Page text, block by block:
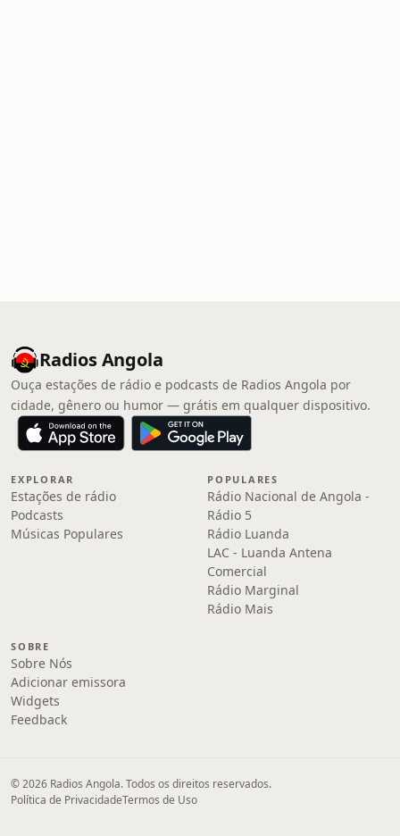
Radios Angola
Ouça estações de rádio e podcasts de Radios Angola por
cidade, gênero ou humor — grátis em qualquer dispositivo.
EXPLORAR
Estações de rádio
Podcasts
Músicas Populares
POPULARES
Rádio Nacional de Angola -
Rádio 5
Rádio Luanda
LAC - Luanda Antena
Comercial
Rádio Marginal
Rádio Mais
SOBRE
Sobre Nós
Adicionar emissora
Widgets
Feedback
© 2026 Radios Angola. Todos os direitos reservados.
Política de PrivacidadeTermos de Uso